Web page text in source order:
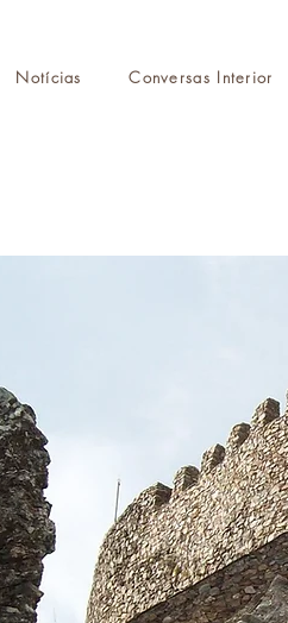
Notícias Conversas Interior